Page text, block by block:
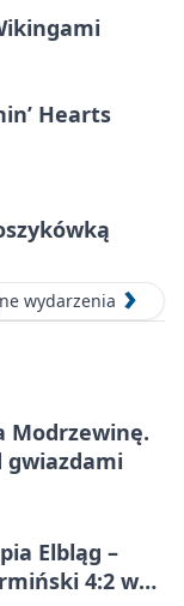
Hearts
wydarzenia
Modrzewinę.
gwiazdami
Elbląg –
4:2 w